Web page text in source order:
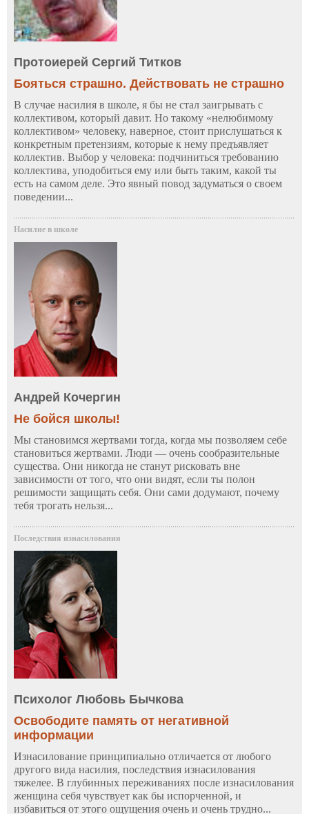
Протоиерей Сергий Титков
Бояться страшно. Действовать не страшно
В случае насилия в школе, я бы не стал заигрывать с
коллективом, который давит. Но такому «нелюбимому
коллективом» человеку, наверное, стоит прислушаться к
конкретным претензиям, которые к нему предъявляет
коллектив. Выбор у человека: подчиниться требованию
коллектива, уподобиться ему или быть таким, какой ты
есть на самом деле. Это явный повод задуматься о своем
поведении...
Насилие в школе
Андрей Кочергин
Не бойся школы!
Мы становимся жертвами тогда, когда мы позволяем себе
становиться жертвами. Люди — очень сообразительные
существа. Они никогда не станут рисковать вне
зависимости от того, что они видят, если ты полон
решимости защищать себя. Они сами додумают, почему
тебя трогать нельзя...
Последствия изнасилования
Психолог Любовь Бычкова
Освободите память от негативной
информации
Изнасилование принципиально отличается от любого
другого вида насилия, последствия изнасилования
тяжелее. В глубинных переживаниях после изнасилования
женщина себя чувствует как бы испорченной, и
избавиться от этого ощущения очень и очень трудно...